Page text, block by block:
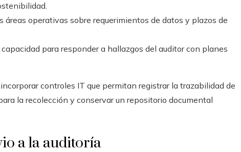
áreas operativas sobre requerimientos de datos y plazos de
capacidad para responder a hallazgos del auditor con planes
controles IT que permitan registrar la trazabilidad de
la recolección y conservar un repositorio documental
a la auditoría